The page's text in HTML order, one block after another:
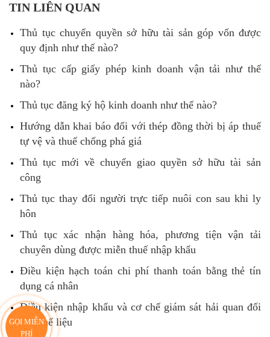
TIN LIÊN QUAN
Thủ tục chuyển quyền sở hữu tài sản góp vốn được
quy định như thế nào?
Thủ tục cấp giấy phép kinh doanh vận tải như thế
nào?
Thủ tục đăng ký hộ kinh doanh như thế nào?
Hướng dẫn khai báo đối với thép đồng thời bị áp thuế
tự vệ và thuế chống phá giá
Thủ tục mới về chuyển giao quyền sở hữu tài sản
công
Thủ tục thay đổi người trực tiếp nuôi con sau khi ly
hôn
Thủ tục xác nhận hàng hóa, phương tiện vận tải
chuyên dùng được miễn thuế nhập khẩu
Điều kiện hạch toán chi phí thanh toán bằng thẻ tín
dụng cá nhân
Điều kiện nhập khẩu và cơ chế giám sát hải quan đối
với phế liệu
GỌI MIỄN
PHÍ